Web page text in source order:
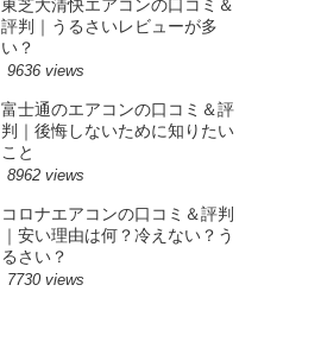
東芝大清快エアコンの口コミ＆
評判｜うるさいレビューが多
い？
9636 views
富士通のエアコンの口コミ＆評
判｜後悔しないために知りたい
こと
8962 views
コロナエアコンの口コミ＆評判
｜安い理由は何？冷えない？う
るさい？
7730 views